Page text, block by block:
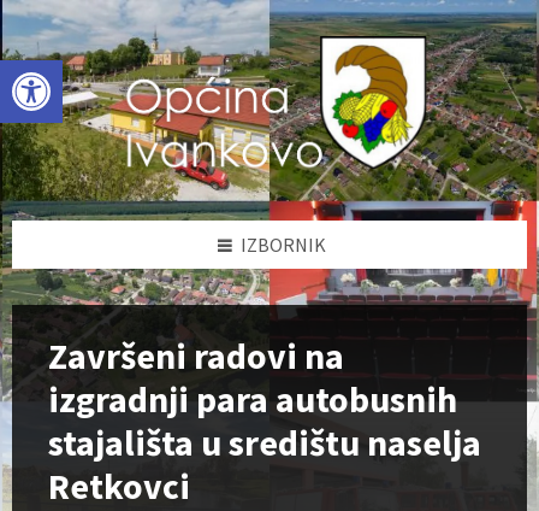
Open toolbar
Skip
to
content
Skip
to
left
sidebar
Skip
to
footer
IZBORNIK
Završeni radovi na
izgradnji para autobusnih
stajališta u središtu naselja
Retkovci